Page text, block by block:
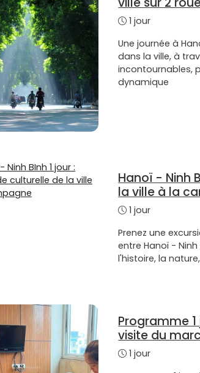
1 jour
Une journée à
dans la ville, à
incontournables,
dynamique
Hanoï - Ninh
la ville à la
1 jour
Prenez une
entre Hanoï - Ninh
l'histoire, la
Programme
visite du
1 jour